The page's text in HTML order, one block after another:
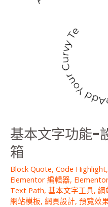
基本文字功能-
箱
Block Quote, Code Highlight,
Elementor 編輯器,
Text Path, 基本文字工具, 網
網站模板, 網頁設計, 預覽效
具
箱